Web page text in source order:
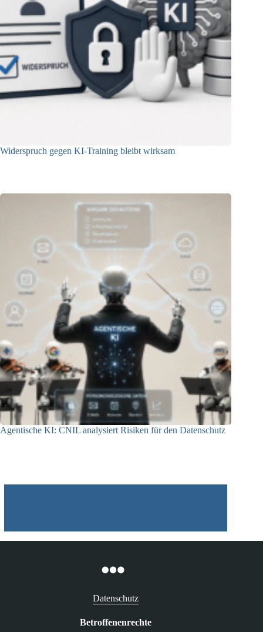
Widerspruch gegen KI-Training bleibt wirksam
Agentische KI: CNIL analysiert Risiken für den Datenschutz
Datenschutz
Betroffenenrechte